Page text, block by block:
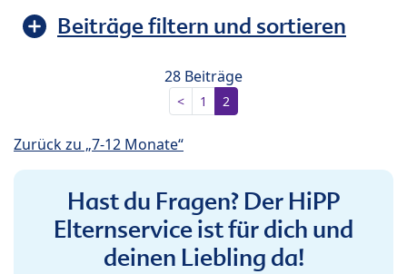
Beiträge filtern und sortieren
28 Beiträge
< 1 2
Zurück zu „7-12 Monate“
Hast du Fragen? Der HiPP
Elternservice ist für dich und
deinen Liebling da!